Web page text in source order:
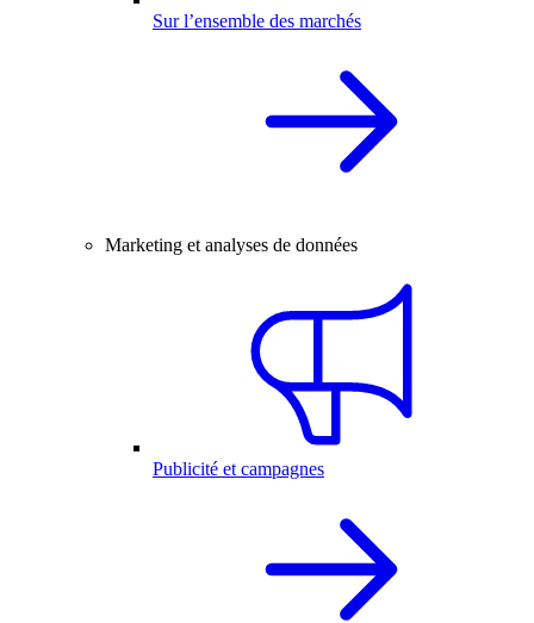
Sur l’ensemble des marchés
Marketing et analyses de données
Publicité et campagnes